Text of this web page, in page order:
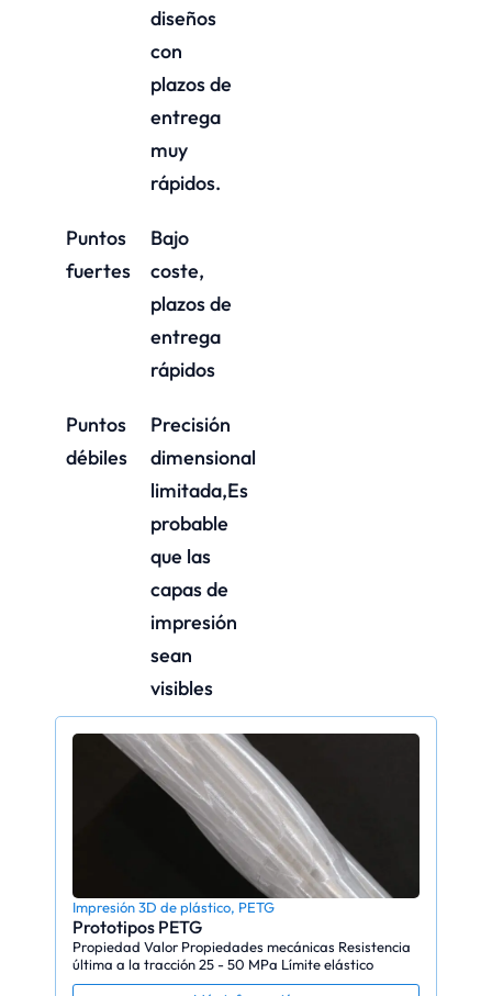
diseños
con
plazos de
entrega
muy
rápidos.
Puntos
fuertes
Bajo
coste,
plazos de
entrega
rápidos
Puntos
débiles
Precisión
dimensional
limitada,Es
probable
que las
capas de
impresión
sean
visibles
Impresión 3D de plástico, PETG
Prototipos PETG
Propiedad Valor Propiedades mecánicas Resistencia
última a la tracción 25 - 50 MPa Límite elástico